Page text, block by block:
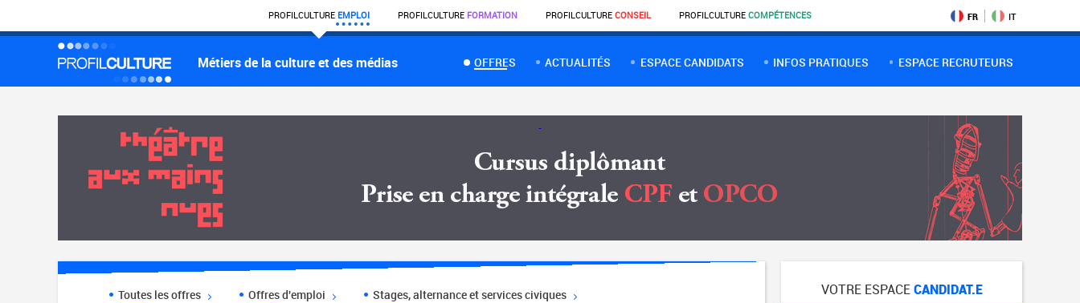
PROFILCULTURE EMPLOI PROFILCULTURE FORMATION PROFILCULTURE CONSEIL PROFILCULTURE COMPÉTENCES FR IT
Métiers de la culture et des médias OFFRES ACTUALITÉS ESPACE CANDIDATS INFOS PRATIQUES ESPACE RECRUTEURS
Toutes les offres Offres d'emploi Stages, alternance et services civiques VOTRE ESPACECANDIDAT.E